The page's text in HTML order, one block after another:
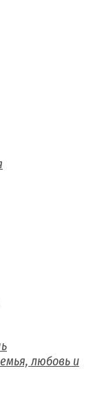
любовь и